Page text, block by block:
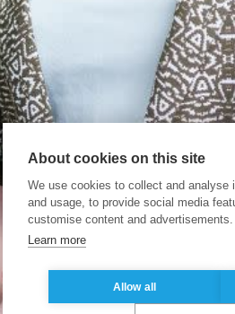
About cookies on this site
We use cookies to collect and analyse
and usage, to provide social media
customise content and advertisements.
Learn more
Allow all